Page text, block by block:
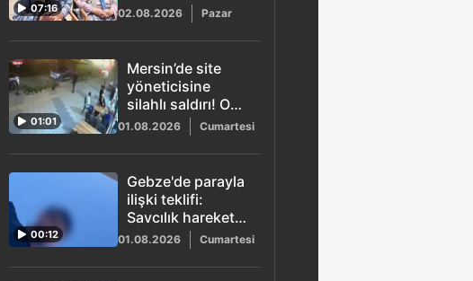
07:16
şefkati
02.08.2026 Pazar
01:01
Mersin’de site
yöneticisine
silahlı saldırı! O
anlar kamerada
01.08.2026 Cumartesi
00:12
Gebze'de parayla
ilişki teklifi:
Savcılık harekete
geçti
01.08.2026 Cumartesi